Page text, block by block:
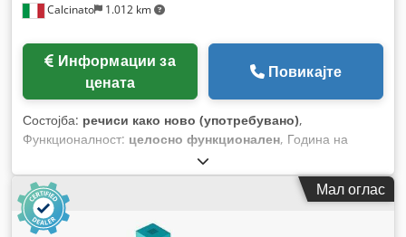
Calcinato 1.012 km
цената
Повикајте
Состојба: речиси како ново (употребувано),
Функционалност: целосно функционален, Година на
Мал оглас